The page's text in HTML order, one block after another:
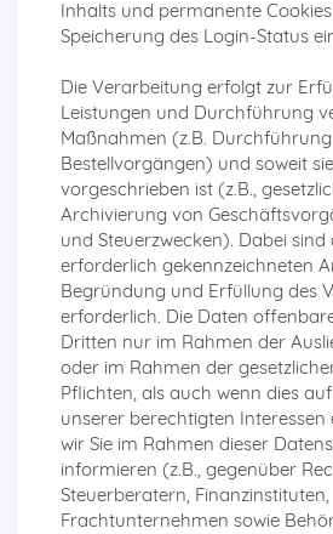
Inhalts und permanente
Speicherung des Login-Status
Die Verarbeitung erfolgt zur
Leistungen und Durchführung
Maßnahmen (z.B.
Bestellvorgängen) und soweit
vorgeschrieben ist (z.B.,
Archivierung von
und Steuerzwecken). Dabei sind
erforderlich gekennzeichneten
Begründung und Erfüllung des
erforderlich. Die Daten
Dritten nur im Rahmen der
oder im Rahmen der
Pflichten, als auch wenn dies
unserer berechtigten
wir Sie im Rahmen dieser
informieren (z.B., gegenüber
Steuerberatern, Finanzinstituten,
Frachtunternehmen sowie